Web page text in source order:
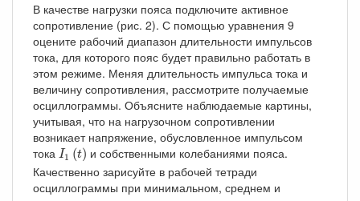
В качестве нагрузки пояса подключите активное
сопротивление (рис. 2). С помощью уравнения 9
оцените рабочий диапазон длительности импульсов
тока, для которого пояс будет правильно работать в
этом режиме. Меняя длительность импульса тока и
величину сопротивления, рассмотрите получаемые
осциллограммы. Объясните наблюдаемые картины,
учитывая, что на нагрузочном сопротивлении
возникает напряжение, обусловленное импульсом
тока I1 (t)
I1(t) и собственными колебаниями пояса.
Качественно зарисуйте в рабочей тетради
осциллограммы при минимальном, среднем и